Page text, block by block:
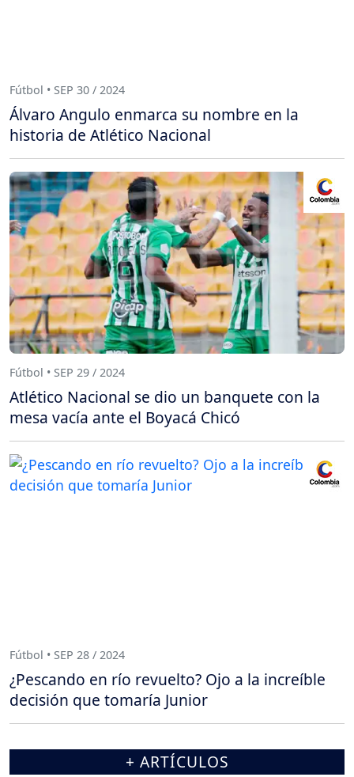
Fútbol • SEP 30 / 2024
Álvaro Angulo enmarca su nombre en la
historia de Atlético Nacional
Fútbol • SEP 29 / 2024
Atlético Nacional se dio un banquete con la
mesa vacía ante el Boyacá Chicó
Fútbol • SEP 28 / 2024
¿Pescando en río revuelto? Ojo a la increíble
decisión que tomaría Junior
+ ARTÍCULOS